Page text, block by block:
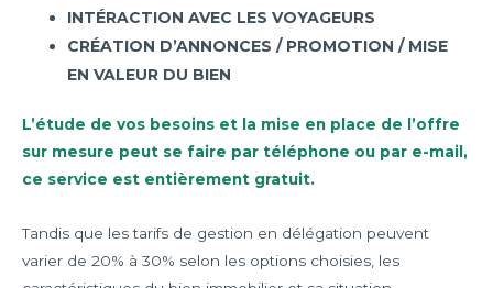
INTÉRACTION AVEC LES VOYAGEURS
CRÉATION D’ANNONCES / PROMOTION / MISE
EN VALEUR DU BIEN
L’étude de vos besoins et la mise en place de l’offre
sur mesure peut se faire par téléphone ou par e-mail,
ce service est entièrement gratuit.
Tandis que les tarifs de gestion en délégation peuvent
varier de 20% à 30% selon les options choisies, les